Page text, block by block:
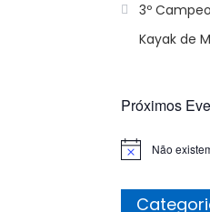
3º
Kayak de
Próximos
Aviso Não